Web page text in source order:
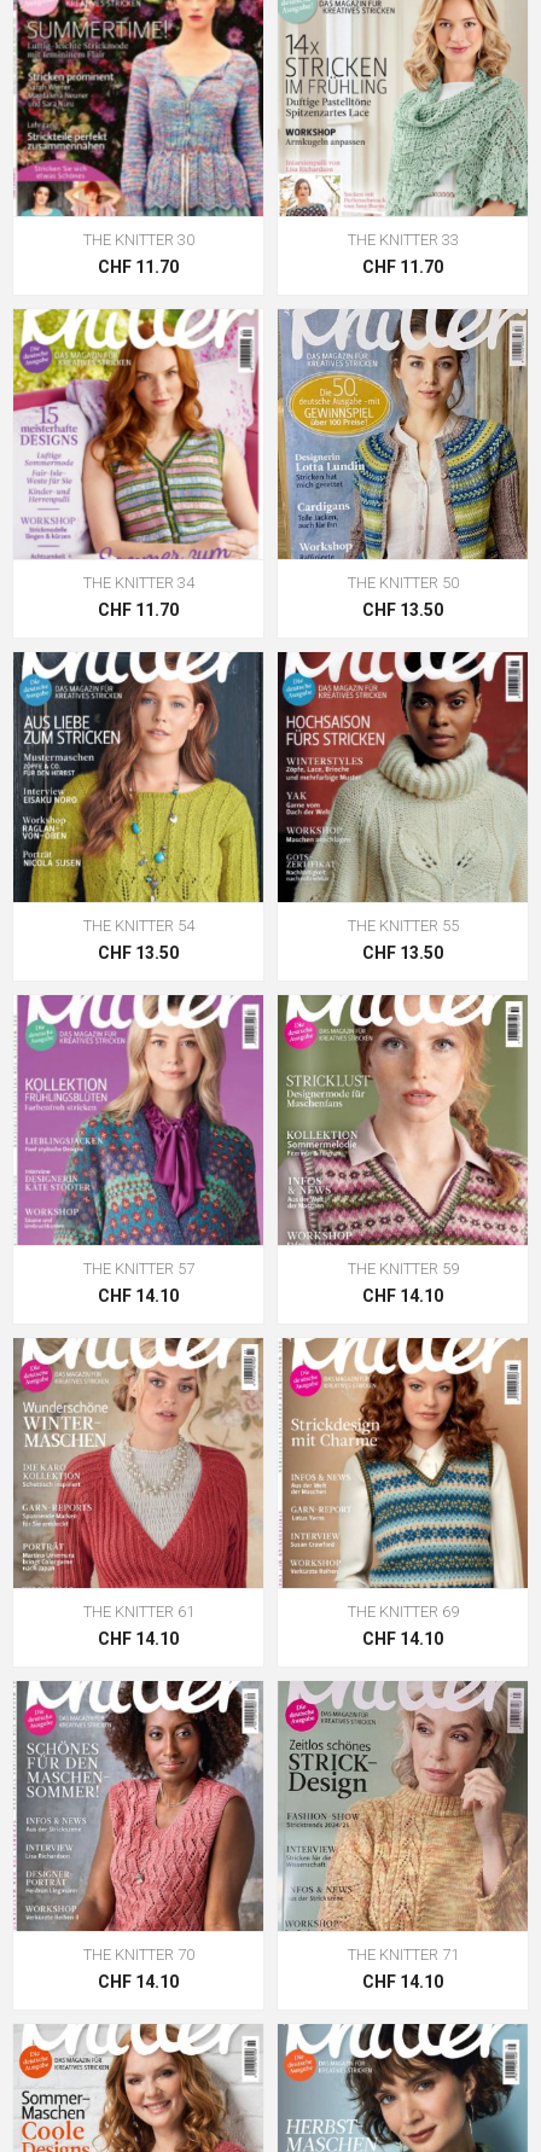
THE KNITTER 30
CHF 11.70
THE KNITTER 33
CHF 11.70
THE KNITTER 34
CHF 11.70
THE KNITTER 50
CHF 13.50
THE KNITTER 54
CHF 13.50
THE KNITTER 55
CHF 13.50
THE KNITTER 57
CHF 14.10
THE KNITTER 59
CHF 14.10
THE KNITTER 61
CHF 14.10
THE KNITTER 69
CHF 14.10
THE KNITTER 70
CHF 14.10
THE KNITTER 71
CHF 14.10